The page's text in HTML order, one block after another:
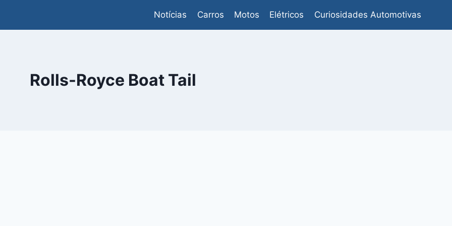
Notícias Carros Motos Elétricos Curiosidades Automotivas
Rolls-Royce Boat Tail